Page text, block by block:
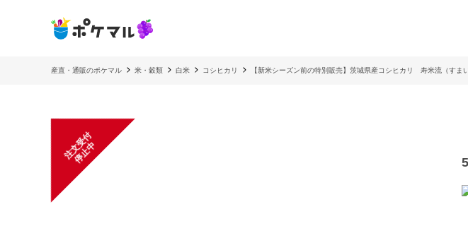
産直・通販のポケマル 米・穀類 白米 コシヒカリ 【新米シーズン前の特別販売】茨城県産コシヒカリ 寿米流（すま
注
文
受
付
停
止
中